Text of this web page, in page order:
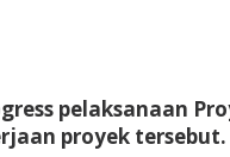
pelaksanaan
proyek tersebut.